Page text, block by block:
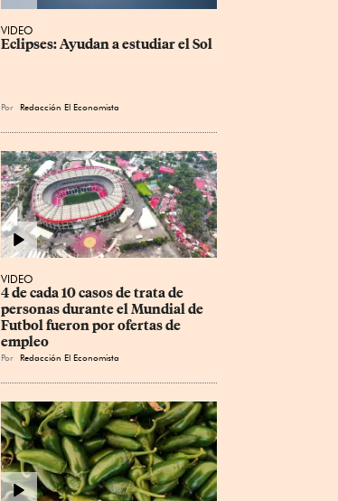
VIDEO
Eclipses: Ayudan a estudiar el Sol
Por Redacción El Economista
VIDEO
4 de cada 10 casos de trata de
personas durante el Mundial de
Futbol fueron por ofertas de
empleo
Por Redacción El Economista